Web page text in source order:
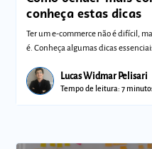
conheça estas dicas
Ter um e-commerce não é difícil,
é. Conheça algumas dicas
Lucas Widmar Pelisari
Tempo de leitura: 7